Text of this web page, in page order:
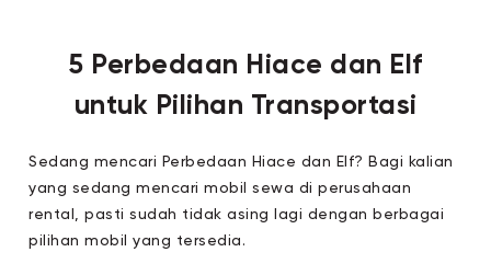
5 Perbedaan Hiace dan Elf
untuk Pilihan Transportasi
Sedang mencari Perbedaan Hiace dan Elf? Bagi kalian
yang sedang mencari mobil sewa di perusahaan
rental, pasti sudah tidak asing lagi dengan berbagai
pilihan mobil yang tersedia.